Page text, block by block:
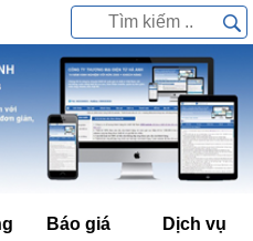
Báo giá Dịch vụ